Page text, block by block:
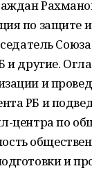
по защите
другие.
и
РБ и
центра по
и